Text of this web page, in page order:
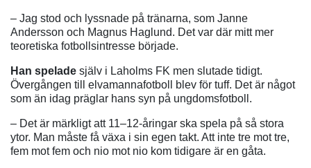
– Jag stod och lyssnade på tränarna, som Janne
Andersson och Magnus Haglund. Det var där mitt mer
teoretiska fotbollsintresse började.
Han spelade själv i Laholms FK men slutade tidigt.
Övergången till elvamannafotboll blev för tuff. Det är något
som än idag präglar hans syn på ungdomsfotboll.
– Det är märkligt att 11–12-åringar ska spela på så stora
ytor. Man måste få växa i sin egen takt. Att inte tre mot tre,
fem mot fem och nio mot nio kom tidigare är en gåta.